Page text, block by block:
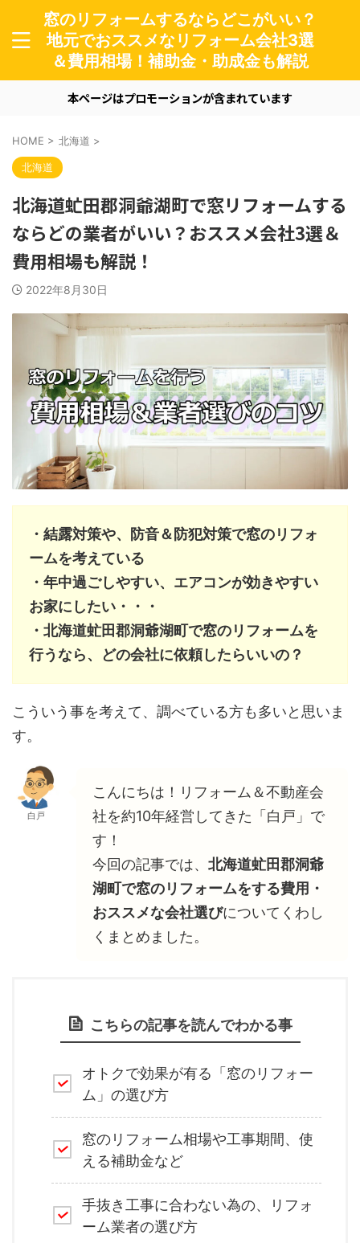
窓のリフォームするならどこがいい？
地元でおススメなリフォーム会社3選
＆費用相場！補助金・助成金も解説
本ページはプロモーションが含まれています
HOME > 北海道 >
北海道
北海道虻田郡洞爺湖町で窓リフォームする
ならどの業者がいい？おススメ会社3選＆
費用相場も解説！
2022年8月30日
・結露対策や、防音＆防犯対策で窓のリフォ
ームを考えている
・年中過ごしやすい、エアコンが効きやすい
お家にしたい・・・
・北海道虻田郡洞爺湖町で窓のリフォームを
行うなら、どの会社に依頼したらいいの？
こういう事を考えて、調べている方も多いと思いま
す。
白戸
こんにちは！リフォーム＆不動産会
社を約10年経営してきた「白戸」で
す！
今回の記事では、 北海道虻田郡洞爺
湖町で窓のリフォームをする費用・
おススメな会社選びについてくわし
くまとめました。
こちらの記事を読んでわかる事
オトクで効果が有る「窓のリフォー
ム」の選び方
窓のリフォーム相場や工事期間、使
える補助金など
手抜き工事に合わない為の、リフォ
ーム業者の選び方